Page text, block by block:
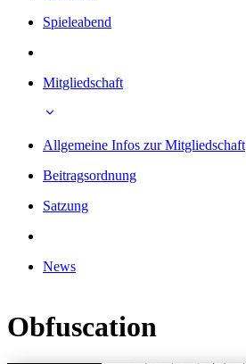
Spieleabend
Mitgliedschaft
Allgemeine Infos zur Mitgliedschaft
Beitragsordnung
Satzung
News
Obfuscation